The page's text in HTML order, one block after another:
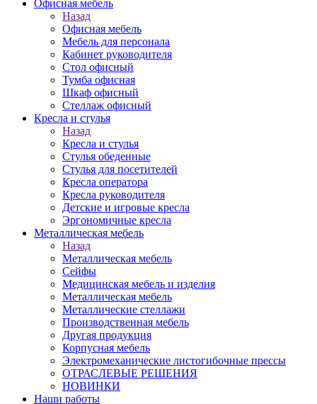
Офисная мебель
Назад
Офисная мебель
Мебель для персонала
Кабинет руководителя
Стол офисный
Тумба офисная
Шкаф офисный
Стеллаж офисный
Кресла и стулья
Назад
Кресла и стулья
Стулья обеденные
Стулья для посетителей
Кресла оператора
Кресла руководителя
Детские и игровые кресла
Эргономичные кресла
Металлическая мебель
Назад
Металлическая мебель
Сейфы
Медицинская мебель и изделия
Металлическая мебель
Металлические стеллажи
Производственная мебель
Другая продукция
Корпусная мебель
Электромеханические листогибочные прессы
ОТРАСЛЕВЫЕ РЕШЕНИЯ
НОВИНКИ
Наши работы